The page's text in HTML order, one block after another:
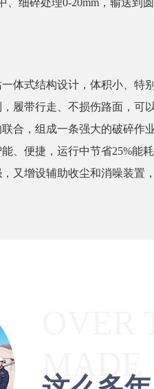
、细碎处理0-20mm，输送到
体式结构设计，体积小、特
履带行走、不损伤路面，可
合，组成一条强大的破碎作
、便捷，运行中节省25%能
又增设辅助收尘和消噪装置
MADE